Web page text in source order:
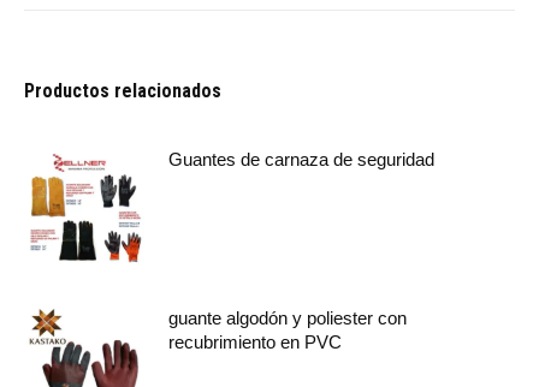
Productos relacionados
Guantes de carnaza de seguridad
guante algodón y poliester con
recubrimiento en PVC